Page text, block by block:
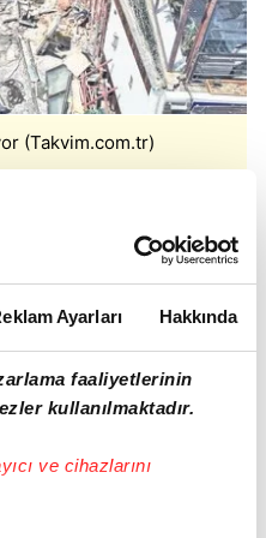
Ayarları Hakkında
faaliyetlerinin
kullanılmaktadır.
ve cihazlarını
(Takvim.com.tr)
lüks oteller
kararı çıktı. Söz
gelinen son durum,
yansıdı.